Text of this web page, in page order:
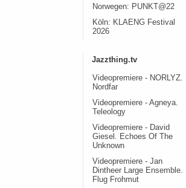
Norwegen: PUNKT@22
Köln: KLAENG Festival
2026
Jazzthing.tv
Videopremiere - NORLYZ.
Nordfar
Videopremiere - Agneya.
Teleology
Videopremiere - David
Giesel. Echoes Of The
Unknown
Videopremiere - Jan
Dintheer Large Ensemble.
Flug Frohmut